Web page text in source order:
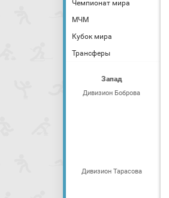
Чемпионат мира
МЧМ
Кубок мира
Трансферы
Запад
Дивизион Боброва
Дивизион Тарасова